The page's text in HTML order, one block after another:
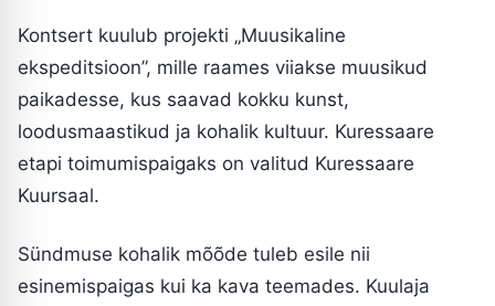
Kontsert kuulub projekti „Muusikaline
ekspeditsioon”, mille raames viiakse muusikud
paikadesse, kus saavad kokku kunst,
loodusmaastikud ja kohalik kultuur. Kuressaare
etapi toimumispaigaks on valitud Kuressaare
Kuursaal.
Sündmuse kohalik mõõde tuleb esile nii
esinemispaigas kui ka kava teemades. Kuulaja